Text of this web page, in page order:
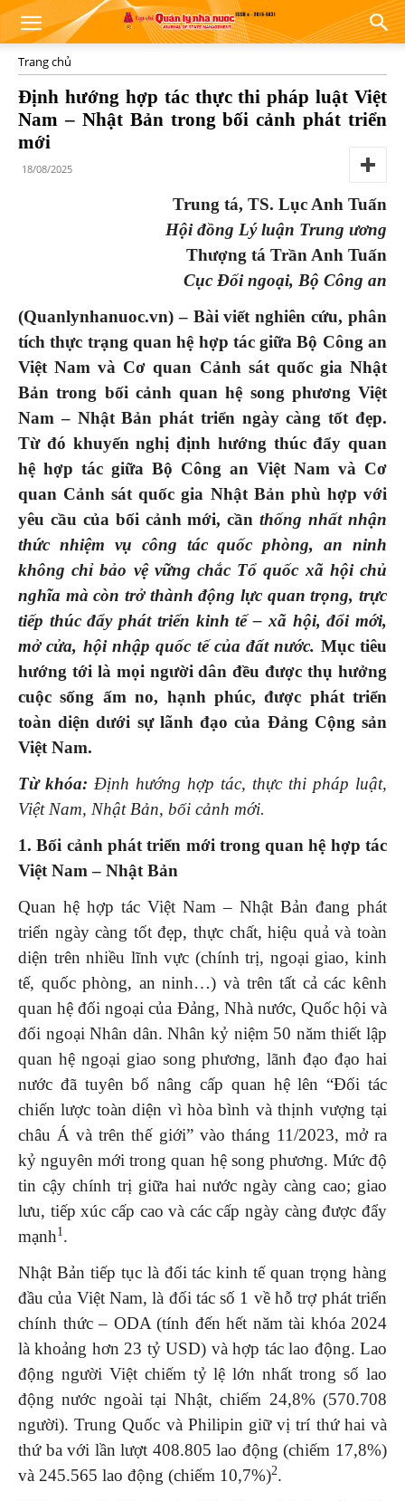
Trang chủ
Định hướng hợp tác thực thi pháp luật Việt
Nam – Nhật Bản trong bối cảnh phát triển
mới
18/08/2025
Trung tá, TS. Lục Anh Tuấn
Hội đồng Lý luận Trung ương
Thượng tá Trần Anh Tuấn
Cục Đối ngoại, Bộ Công an
(Quanlynhanuoc.vn) – Bài viết nghiên cứu, phân
tích thực trạng quan hệ hợp tác giữa Bộ Công an
Việt Nam và Cơ quan Cảnh sát quốc gia Nhật
Bản trong bối cảnh quan hệ song phương Việt
Nam – Nhật Bản phát triển ngày càng tốt đẹp.
Từ đó khuyến nghị định hướng thúc đẩy quan
hệ hợp tác giữa Bộ Công an Việt Nam và Cơ
quan Cảnh sát quốc gia Nhật Bản phù hợp với
yêu cầu của bối cảnh mới, cầnthống nhất nhận
thức nhiệm vụ công tác quốc phòng, an ninh
không chỉ bảo vệ vững chắc Tổ quốc xã hội chủ
nghĩa mà còn trở thành động lực quan trọng, trực
tiếp thúc đẩy phát triển kinh tế – xã hội, đổi mới,
mở cửa, hội nhập quốc tế của đất nước. Mục tiêu
hướng tới là mọi người dân đều được thụ hưởng
cuộc sống ấm no, hạnh phúc, được phát triển
toàn diện dưới sự lãnh đạo của Đảng Cộng sản
Việt Nam.
Từ khóa: Định hướng hợp tác, thực thi pháp luật,
Việt Nam, Nhật Bản, bối cảnh mới.
1. Bối cảnh phát triển mới trong quan hệ hợp tác
Việt Nam – Nhật Bản
Quan hệ hợp tác Việt Nam – Nhật Bản đang phát
triển ngày càng tốt đẹp, thực chất, hiệu quả và toàn
diện trên nhiều lĩnh vực (chính trị, ngoại giao, kinh
tế, quốc phòng, an ninh…) và trên tất cả các kênh
quan hệ đối ngoại của Đảng, Nhà nước, Quốc hội và
đối ngoại Nhân dân. Nhân kỷ niệm 50 năm thiết lập
quan hệ ngoại giao song phương, lãnh đạo đạo hai
nước đã tuyên bố nâng cấp quan hệ lên “Đối tác
chiến lược toàn diện vì hòa bình và thịnh vượng tại
châu Á và trên thế giới” vào tháng 11/2023, mở ra
kỷ nguyên mới trong quan hệ song phương. Mức độ
tin cậy chính trị giữa hai nước ngày càng cao; giao
lưu, tiếp xúc cấp cao và các cấp ngày càng được đẩy
mạnh1.
Nhật Bản tiếp tục là đối tác kinh tế quan trọng hàng
đầu của Việt Nam, là đối tác số 1 về hỗ trợ phát triển
chính thức – ODA (tính đến hết năm tài khóa 2024
là khoảng hơn 23 tỷ USD) và hợp tác lao động. Lao
động người Việt chiếm tỷ lệ lớn nhất trong số lao
động nước ngoài tại Nhật, chiếm 24,8% (570.708
người). Trung Quốc và Philipin giữ vị trí thứ hai và
thứ ba với lần lượt 408.805 lao động (chiếm 17,8%)
và 245.565 lao động (chiếm 10,7%)2.